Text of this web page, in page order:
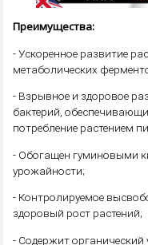
Преимущества:
- Ускоренное развитие
метаболических
- Взрывное и здоровое
бактерий,
потребление растением
- Обогащен гуминовыми
урожайности;
- Контролируемое
здоровый рост растений;
- Содержит органический